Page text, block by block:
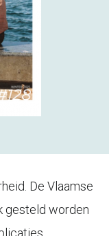
De Vlaamse
gesteld worden